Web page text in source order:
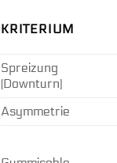
KRITERIUM
Spreizung
(Downturn)
Asymmetrie